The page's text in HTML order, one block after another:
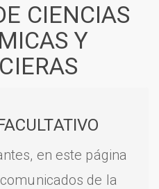
CIENCIAS
Y
en este página
de la